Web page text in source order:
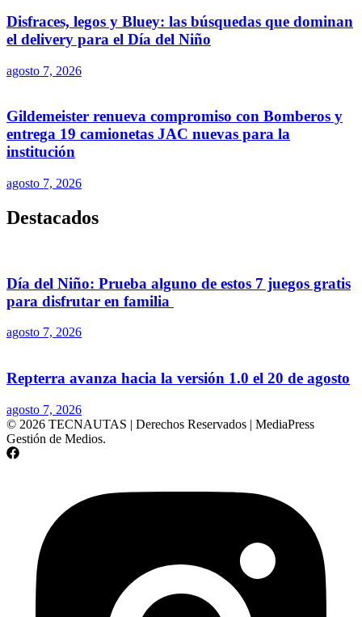
Disfraces, legos y Bluey: las búsquedas que dominan
el delivery para el Día del Niño
agosto 7, 2026
Gildemeister renueva compromiso con Bomberos y
entrega 19 camionetas JAC nuevas para la
institución
agosto 7, 2026
Destacados
Día del Niño: Prueba alguno de estos 7 juegos gratis
para disfrutar en familia
agosto 7, 2026
Repterra avanza hacia la versión 1.0 el 20 de agosto
agosto 7, 2026
© 2026 TECNAUTAS | Derechos Reservados | MediaPress
Gestión de Medios.